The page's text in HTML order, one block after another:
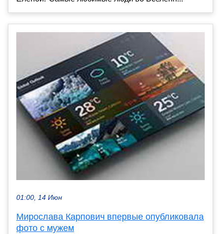
01:00, 14 Июн
Мирослава Карпович впервые опубликовала
фото с мужем